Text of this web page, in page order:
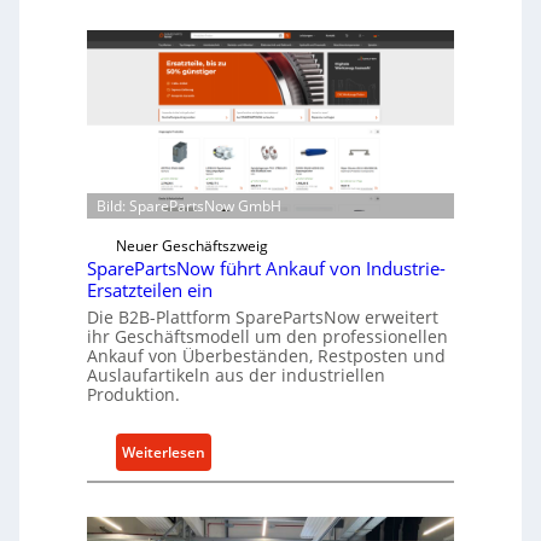
f
ü
r
i
n
d
i
r
k
t
A
n
t
i
b
l
l
n
t
w
i
c
k
e
l
t
-
l
Bild: SparePartsNow GmbH
Neuer Geschäftszweig
SparePartsNow führt Ankauf von Industrie-
Ersatzteilen ein
Die B2B-Plattform SparePartsNow erweitert
ihr Geschäftsmodell um den professionellen
Ankauf von Überbeständen, Restposten und
Auslaufartikeln aus der industriellen
Produktion.
Weiterlesen
S
a